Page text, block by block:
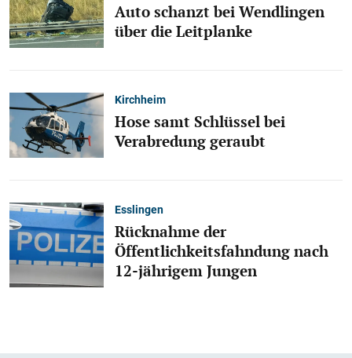
Auto schanzt bei Wendlingen
über die Leitplanke
Kirchheim
Hose samt Schlüssel bei
Verabredung geraubt
Esslingen
Rücknahme der
Öffentlichkeitsfahndung nach
12-jährigem Jungen